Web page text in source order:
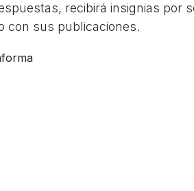
recibirá insignias por
con sus publicaciones.